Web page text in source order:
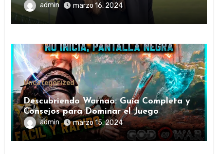
admin marzo 16, 2024
Uncategorized
Descubriendo Warnao: Guía Completa y
Consejos para Dominar el Juego
admin marzo 15, 2024